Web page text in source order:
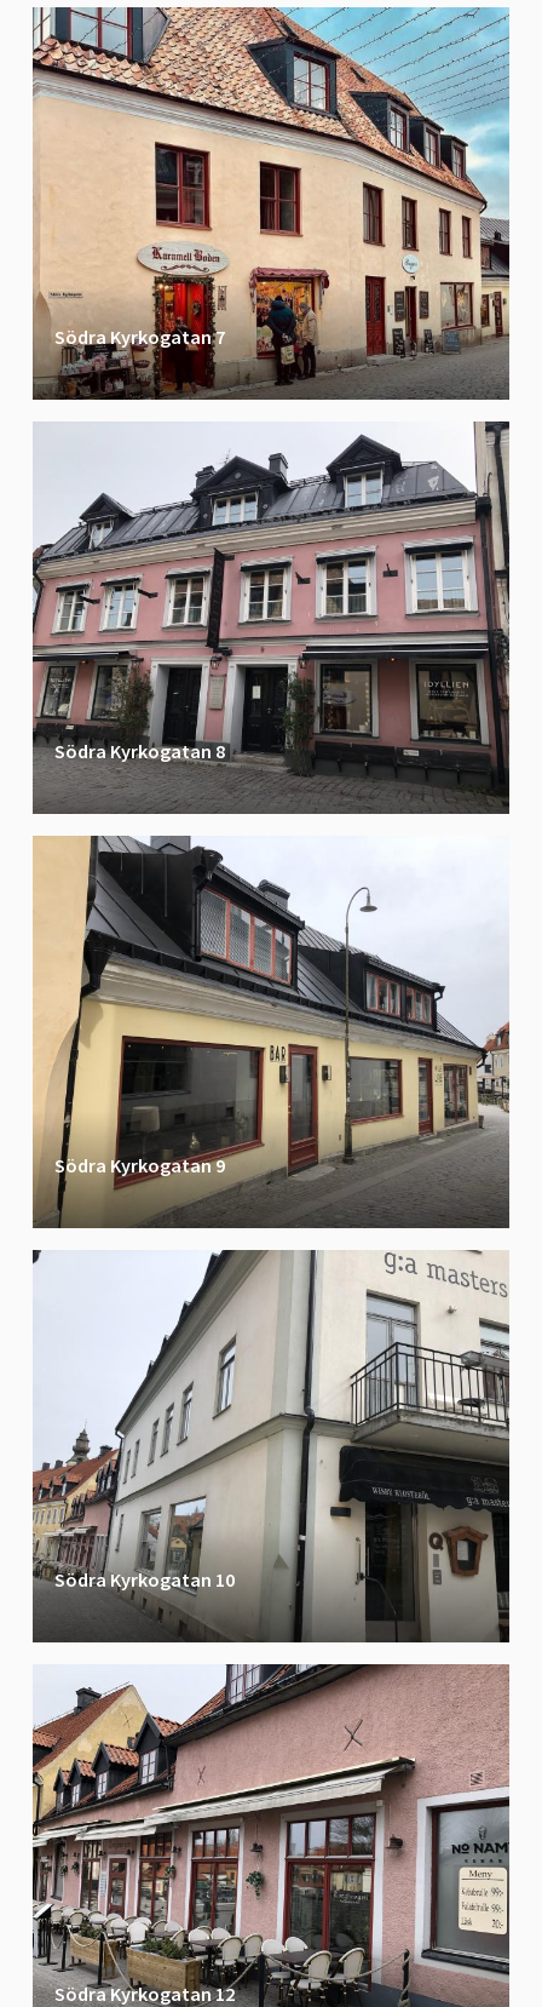
Södra Kyrkogatan 7
Södra Kyrkogatan 8
Södra Kyrkogatan 9
Södra Kyrkogatan 10
Södra Kyrkogatan 12